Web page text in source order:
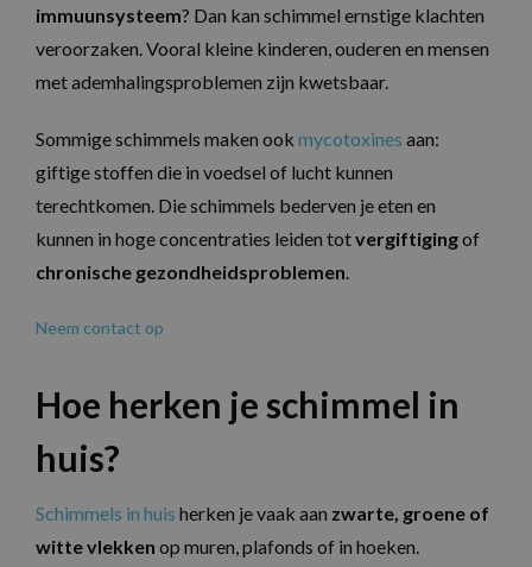
immuunsysteem? Dan kan schimmel ernstige klachten
veroorzaken. Vooral kleine kinderen, ouderen en mensen
met ademhalingsproblemen zijn kwetsbaar.
Sommige schimmels maken ook mycotoxines aan:
giftige stoffen die in voedsel of lucht kunnen
terechtkomen. Die schimmels bederven je eten en
kunnen in hoge concentraties leiden totvergiftigingof
chronische gezondheidsproblemen.
Neem contact op
Hoe herken je schimmel in
huis?
Schimmels in huis herken je vaak aan zwarte, groene of
witte vlekken op muren, plafonds of in hoeken.